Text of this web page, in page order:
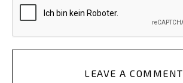
LEAVE A COMMENT